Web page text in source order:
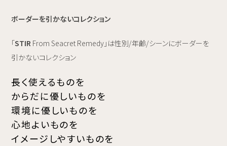
ボーダーを引かないコレクション
「STIR From Seacret Remedy」は性別/年齢/シーンにボーダーを
引かないコレクション
長く使えるものを
からだに優しいものを
環境に優しいものを
心地よいものを
イメージしやすいものを